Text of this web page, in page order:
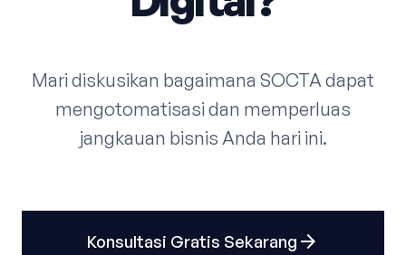
Mari diskusikan bagaimana SOCTA dapat
mengotomatisasi dan memperluas
jangkauan bisnis Anda hari ini.
Konsultasi Gratis Sekarang arrow_forward